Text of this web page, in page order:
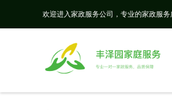
欢迎进入家政服务公司，专业的家政服务